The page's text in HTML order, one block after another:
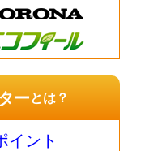
ーとは？
イント